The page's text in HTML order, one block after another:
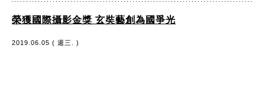
榮獲國際攝影金獎 玄奘藝創為國爭光
2019.06.05 ( 週三. )